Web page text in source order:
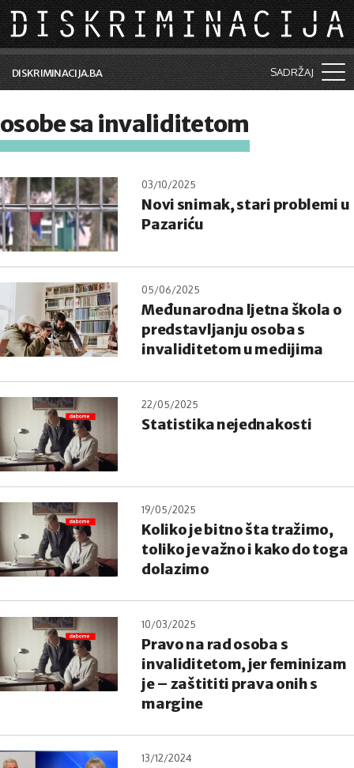
Skip to main content
DISKRIMINACIJA.BA SADRŽAJ
Vijesti i događaji
Kolumne
Lične priče
Saradnja sa medijima
Pretraga
osobe sa invaliditetom
03/10/2025
Novi snimak, stari problemi u
Pazariću
05/06/2025
Međunarodna ljetna škola o
predstavljanju osoba s
invaliditetom u medijima
22/05/2025
Statistika nejednakosti
19/05/2025
Koliko je bitno šta tražimo,
toliko je važno i kako do toga
dolazimo
10/03/2025
Pravo na rad osoba s
invaliditetom, jer feminizam
je – zaštititi prava onih s
margine
13/12/2024